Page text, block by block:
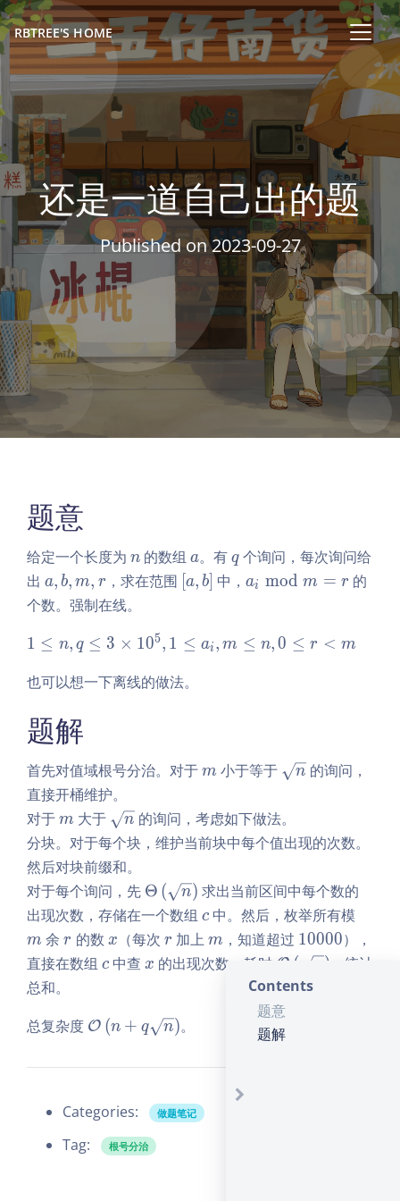
RBTREE'S HOME
Contents
题意
题解
还是一道自己出的题
Published on2023-09-27
题意
给定一个长度为 n
n 的数组 a
a。有q
q个询问，每次询问给
出 a,
b,
r
a, b, m, r ，求在范围 \l
[a,
\r
[a, b 中，a_
m
ai mod m = r 的
个数。强制在线。
1
e
n,
q
\l
e
q
3
\t
i
m
es
0
^
5,
\l
q
1 ≤ n, q ≤ 3 × 105, 1 ≤ ai , m ≤ n,0 ≤ r < m
也可以想一下离线的做法。
题解
首先对值域根号分治。对于m
m 小于等于 \s
n
n 的询问，
直接开桶维护。
对于m
m 大于 \s
qr
t
n
n 的询问，考虑如下做法。
分块。对于每个块，维护当前块中每个值出现的次数。
然后对块前缀和。
对于每个询问，先 \T
he
ta
\le
ft
n
gh
Θ ( n) 求出当前区间中每个数的
出现次数，存储在一个数组 c
c 中。然后，枚举所有模
m 余 r
r 的数 x
x （每次 r
r 加上m
m ，知道超过 1
0
0
10000），
直接在数组 c
c 中查 x
x 的出现次数。耗时 \m
at
hc
al
O
O ( n ) ，统计
总和。
总复杂度 \m
hc
O
\le
ft
O (n + q n)。
Categories: 做题笔记
Tag: 根号分治